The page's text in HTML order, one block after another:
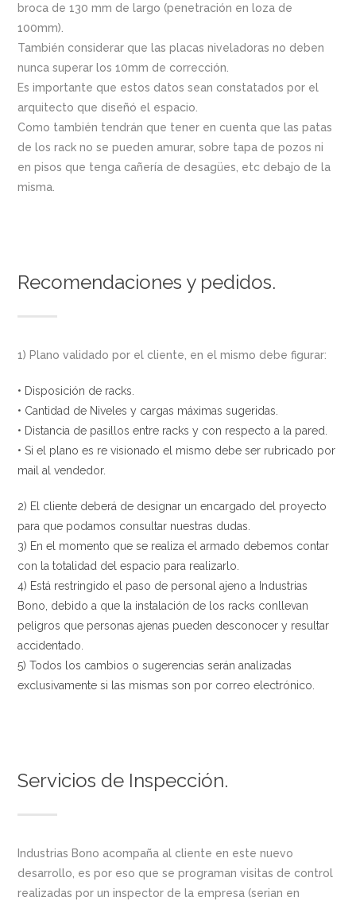
broca de 130 mm de largo (penetración en loza de
100mm).
También considerar que las placas niveladoras no deben
nunca superar los 10mm de corrección.
Es importante que estos datos sean constatados por el
arquitecto que diseñó el espacio.
Como también tendrán que tener en cuenta que las patas
de los rack no se pueden amurar, sobre tapa de pozos ni
en pisos que tenga cañería de desagües, etc debajo de la
misma.
Recomendaciones y pedidos.
1) Plano validado por el cliente, en el mismo debe figurar:
• Disposición de racks.
• Cantidad de Niveles y cargas máximas sugeridas.
• Distancia de pasillos entre racks y con respecto a la pared.
• Si el plano es re visionado el mismo debe ser rubricado por
mail al vendedor.
2) El cliente deberá de designar un encargado del proyecto
para que podamos consultar nuestras dudas.
3) En el momento que se realiza el armado debemos contar
con la totalidad del espacio para realizarlo.
4) Está restringido el paso de personal ajeno a Industrias
Bono, debido a que la instalación de los racks conllevan
peligros que personas ajenas pueden desconocer y resultar
accidentado.
5) Todos los cambios o sugerencias serán analizadas
exclusivamente si las mismas son por correo electrónico.
Servicios de Inspección.
Industrias Bono acompaña al cliente en este nuevo
desarrollo, es por eso que se programan visitas de control
realizadas por un inspector de la empresa (serian en